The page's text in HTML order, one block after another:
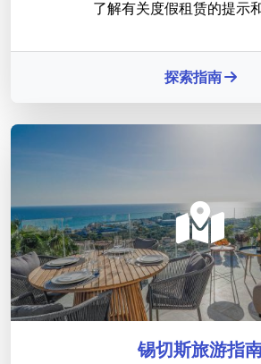
了解有关度假租赁的提示
探索指南
锡切斯旅游指